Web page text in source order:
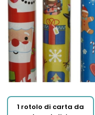
1 rotolo di carta da